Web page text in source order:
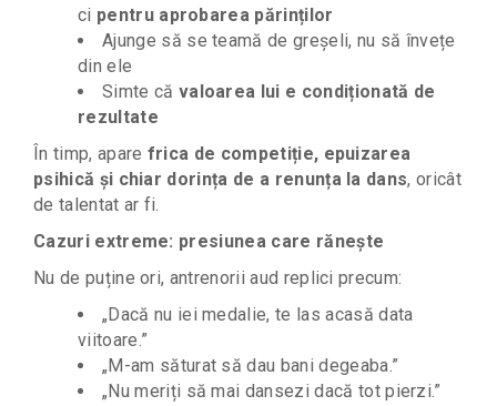
ci pentru aprobarea părinților
Ajunge să se teamă de greșeli, nu să învețe
din ele
Simte că valoarea lui e condiționată de
rezultate
În timp, apare frica de competiție, epuizarea
psihică și chiar dorința de a renunța la dans, oricât
de talentat ar fi.
Cazuri extreme: presiunea care rănește
Nu de puține ori, antrenorii aud replici precum:
„Dacă nu iei medalie, te las acasă data
viitoare.”
„M-am săturat să dau bani degeaba.”
„Nu meriți să mai dansezi dacă tot pierzi.”